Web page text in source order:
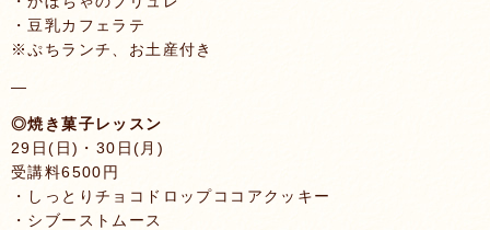
・豆乳カフェラテ
※ぷちランチ、お土産付き
—
◎焼き菓子レッスン
29日(日)・30日(月)
受講料6500円
・しっとりチョコドロップココアクッキー
・シブーストムース